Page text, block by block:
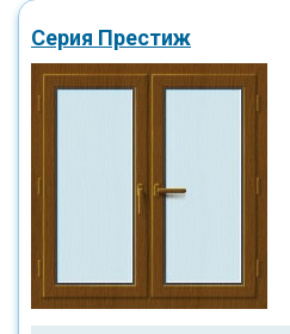
Серия Престиж